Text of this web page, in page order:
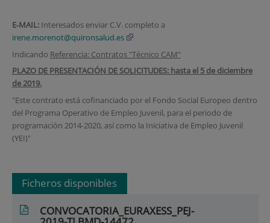
E‐MAIL: Interesados enviar C.V. completo a
irene.morenot@quironsalud.es
Indicando Referencia: Contratos "Técnico CAM"
PLAZO DE PRESENTACIÓN DE SOLICITUDES: hasta el 5 de diciembre
de 2019.
"Este contrato está cofinanciado por el Fondo Social Europeo dentro
del Programa Operativo de Empleo Juvenil, para el periodo de
programación 2014-2020, así como la Iniciativa de Empleo Juvenil
(YEI)"
Ficheros disponibles
CONVOCATORIA_EURAXESS_PEJ-